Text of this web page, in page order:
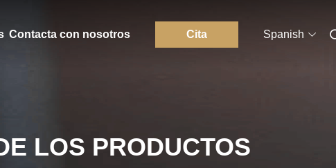
Contacta con nosotros Cita Spanish
LOS PRODUCTOS